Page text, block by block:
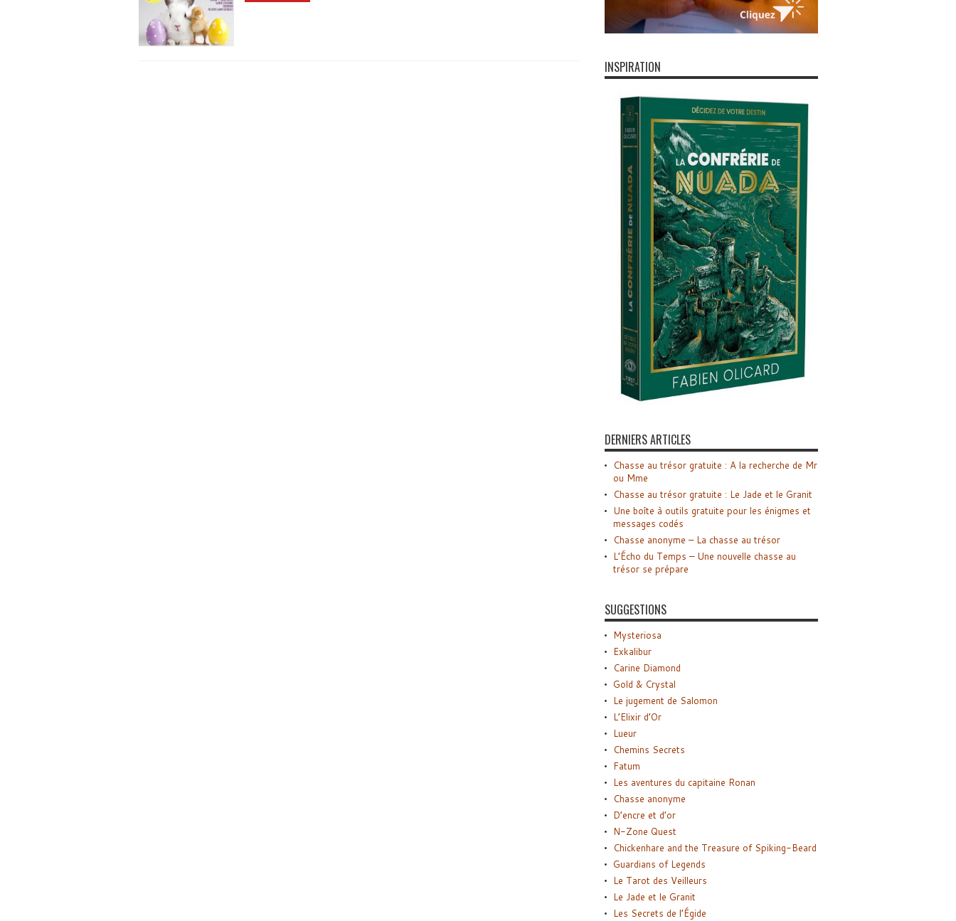
INSPIRATION
DERNIERS ARTICLES
Chasse au trésor gratuite : A la recherche de Mr
ou Mme
Chasse au trésor gratuite : Le Jade et le Granit
Une boîte à outils gratuite pour les énigmes et
messages codés
Chasse anonyme – La chasse au trésor
L’Écho du Temps – Une nouvelle chasse au
trésor se prépare
SUGGESTIONS
Mysteriosa
Exkalibur
Carine Diamond
Gold & Crystal
Le jugement de Salomon
L’Elixir d’Or
Lueur
Chemins Secrets
Fatum
Les aventures du capitaine Ronan
Chasse anonyme
D’encre et d’or
N-Zone Quest
Chickenhare and the Treasure of Spiking-Beard
Guardians of Legends
Le Tarot des Veilleurs
Le Jade et le Granit
Les Secrets de l’Égide